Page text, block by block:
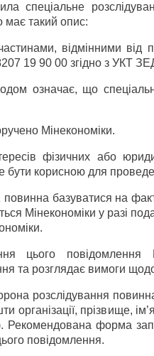
спеціальне
має такий опис:
відмінними від
19 90 00 згідно з УКТ
означає, що
Мінекономіки.
фізичних або
корисною для
базуватися на
Мінекономіки у разі
цього повідомлення
та розглядає вимоги
розслідування
прізвище,
Рекомендована форма
повідомлення.